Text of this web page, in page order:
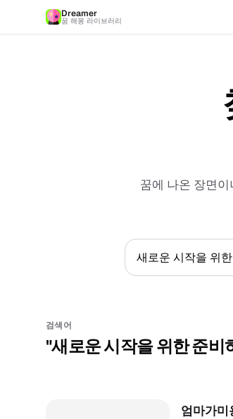
Dreamer
꿈 해몽 라이브러리
꿈에 나온 장면
검색어
"새로운 시작을 위한 준비
엄마가미